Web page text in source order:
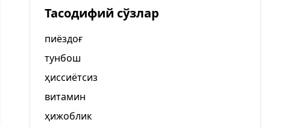
Тасодифий сўзлар
пиёздоғ
тунбош
ҳиссиётсиз
витамин
ҳижоблик